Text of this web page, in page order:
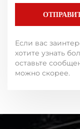
Если вас
хотите узнать
оставьте
можно скорее.